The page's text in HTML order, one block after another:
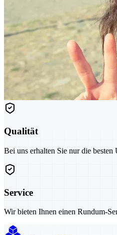
Qualität
Bei uns erhalten Sie nur die besten
Service
Wir bieten Ihnen einen Rundum-